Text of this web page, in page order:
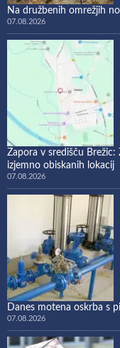
Na družbenih omrežjih
07.08.2026
Zapora v središču
izjemno obiskanih lokacij
07.08.2026
Danes motena oskrba s
07.08.2026